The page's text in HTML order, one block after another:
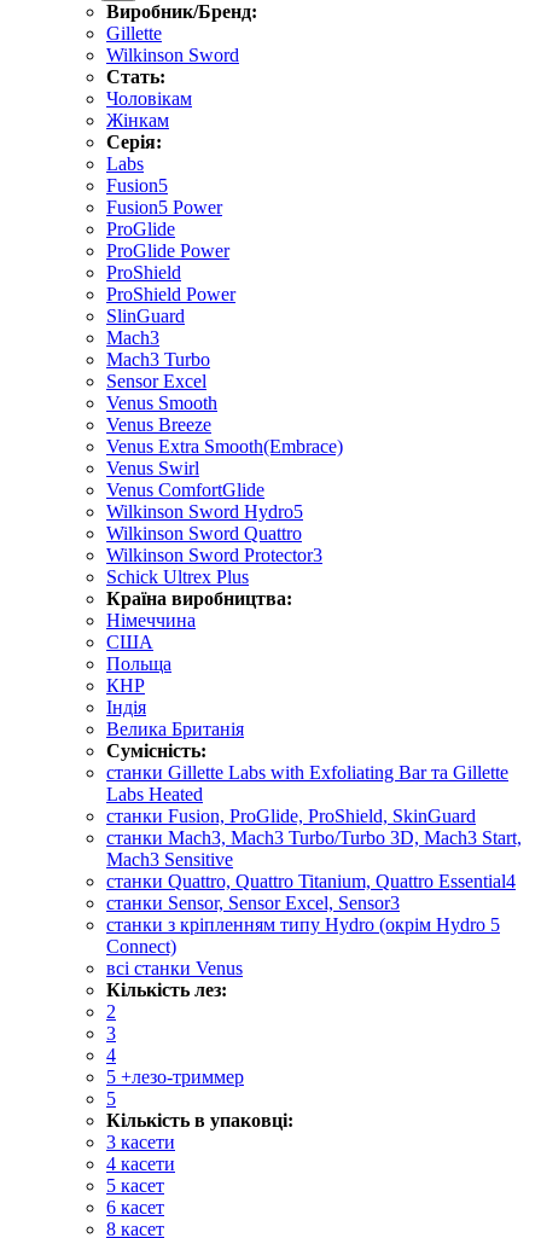
Виробник/Бренд:
Gillette
Wilkinson Sword
Стать:
Чоловікам
Жінкам
Серія:
Labs
Fusion5
Fusion5 Power
ProGlide
ProGlide Power
ProShield
ProShield Power
SlinGuard
Mach3
Mach3 Turbo
Sensor Excel
Venus Smooth
Venus Breeze
Venus Extra Smooth(Embrace)
Venus Swirl
Venus ComfortGlide
Wilkinson Sword Hydro5
Wilkinson Sword Quattro
Wilkinson Sword Protector3
Schick Ultrex Plus
Країна виробництва:
Німеччина
США
Польща
КНР
Індія
Велика Британія
Сумісність:
cтанки Gillette Labs with Exfoliating Bar та Gillette
Labs Heated
станки Fusion, ProGlide, ProShield, SkinGuard
станки Mach3, Mach3 Turbo/Turbo 3D, Mach3 Start,
Mach3 Sensitive
станки Quattro, Quattro Titanium, Quattro Essential4
станки Sensor, Sensor Excel, Sensor3
станки з кріпленням типу Hydro (окрім Hydro 5
Connect)
всі станки Venus
Кількість лез:
2
3
4
5 +лезо-триммер
5
Кількість в упаковці:
3 касети
4 касети
5 касет
6 касет
8 касет